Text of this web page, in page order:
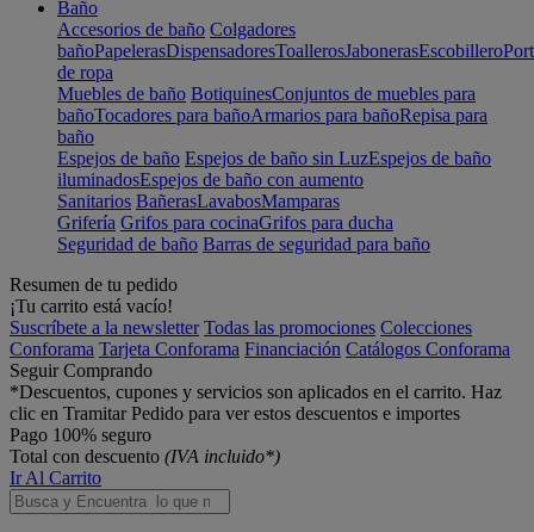
Baño
Accesorios de baño Colgadores
bañoPapelerasDispensadoresToallerosJabonerasEscobillero
de ropa
Muebles de baño BotiquinesConjuntos de muebles para
bañoTocadores para bañoArmarios para bañoRepisa para
baño
Espejos de baño Espejos de baño sin LuzEspejos de baño
iluminadosEspejos de baño con aumento
Sanitarios BañerasLavabosMamparas
Grifería Grifos para cocinaGrifos para ducha
Seguridad de baño Barras de seguridad para baño
Resumen de tu pedido
¡Tu carrito está vacío!
Suscríbete a la newsletter Todas las promociones Colecciones
Conforama Tarjeta Conforama Financiación Catálogos Conforama
Seguir Comprando
*Descuentos, cupones y servicios son aplicados en el carrito. Haz
clic en Tramitar Pedido para ver estos descuentos e importes
Pago 100% seguro
Total con descuento (IVA incluido*)
Ir Al Carrito